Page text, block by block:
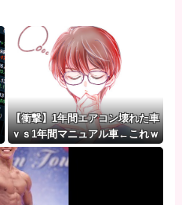
【衝撃】1年間エアコン壊れた車
ｖｓ1年間マニュアル車←これｗ
ｗｗｗｗ